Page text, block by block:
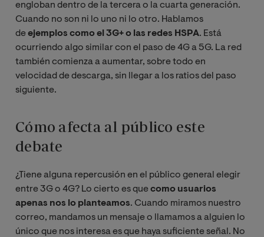
engloban dentro de la tercera o la cuarta generación.
Cuando no son ni lo uno ni lo otro. Hablamos
deejemplos como el 3G+ o las redes HSPA. Está
ocurriendo algo similar con el paso de 4G a 5G. La red
también comienza a aumentar, sobre todo en
velocidad de descarga, sin llegar a los ratios del paso
siguiente.
Cómo afecta al público este
debate
¿Tiene alguna repercusión en el público general elegir
entre 3G o 4G? Lo cierto es quecomo usuarios
apenas nos lo planteamos. Cuando miramos nuestro
correo, mandamos un mensaje o llamamos a alguien lo
único que nos interesa es que haya suficiente señal. No